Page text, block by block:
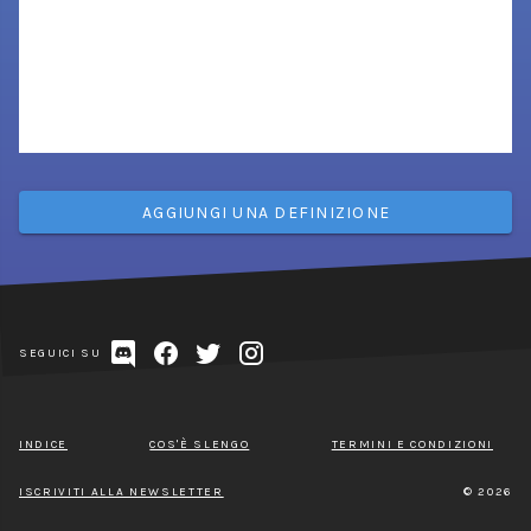
AGGIUNGI UNA DEFINIZIONE
SEGUICI SU
INDICE COS'È SLENGO TERMINI E CONDIZIONI
ISCRIVITI ALLA NEWSLETTER © 2026